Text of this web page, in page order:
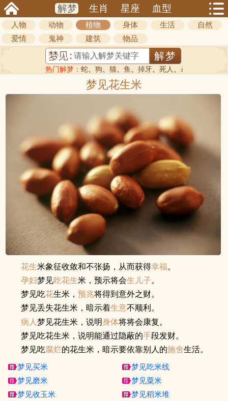
解梦 生肖 星座 血型
人物 动物 植物 身体 生活
自然
爱情
鬼神 建筑 物品
热门解梦： 蛇、 狗、 猫、 鱼 、 掉牙、 死人 、 杀人
梦见花生米
花生米象征收敛和不张扬，从而获得幸福。
孕妇梦见吃花生米，预示将会生儿子。
梦见吃花生米， 预兆将得到意外之财。
梦见丢失花生米，暗示着生意不顺利。
病人梦见花生米，说明身体将将会康复。
梦见吃花生米，说明能通过隐蔽的手段发财。
梦见吃腐烂的花生米，暗示要依靠别人的施舍生活。
梦见买米
梦见吃米线
梦见磨米
梦见粟米
梦见收玉米
梦见稻米堆